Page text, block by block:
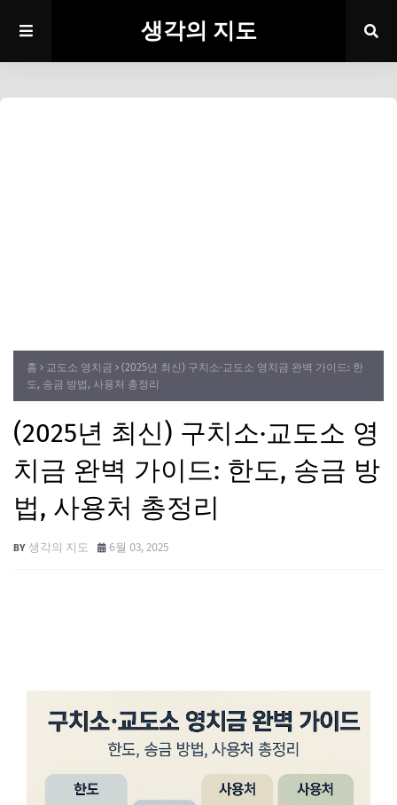
생각의 지도
홈 교도소 영치금
(2025년 최신) 구치소·교도소 영치금 완벽 가이드: 한
도, 송금 방법, 사용처 총정리
(2025년 최신) 구치소·교도소 영
치금 완벽 가이드: 한도, 송금 방
법, 사용처 총정리
생각의 지도 6월 03, 2025